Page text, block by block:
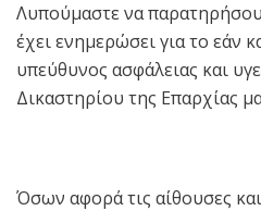
Λυπούμαστε να
έχει ενημερώσει για το εάν
υπεύθυνος ασφάλειας και
Δικαστηρίου της Επαρχίας
Όσων αφορά τις αίθουσες